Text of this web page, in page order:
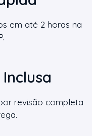
em até 2 horas na
revisão completa